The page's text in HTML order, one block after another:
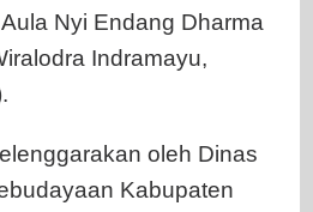
Nyi Endang Dharma
Indramayu,
oleh Dinas
Kabupaten